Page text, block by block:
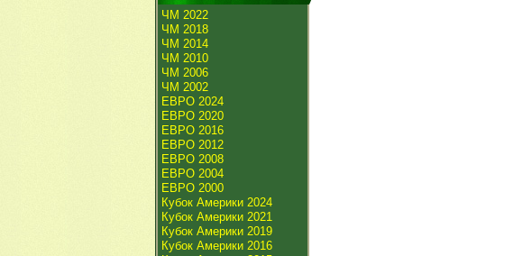
ЧМ 2022
ЧМ 2018
ЧМ 2014
ЧМ 2010
ЧМ 2006
ЧМ 2002
ЕВРО 2024
ЕВРО 2020
ЕВРО 2016
ЕВРО 2012
ЕВРО 2008
ЕВРО 2004
ЕВРО 2000
Кубок Америки 2024
Кубок Америки 2021
Кубок Америки 2019
Кубок Америки 2016